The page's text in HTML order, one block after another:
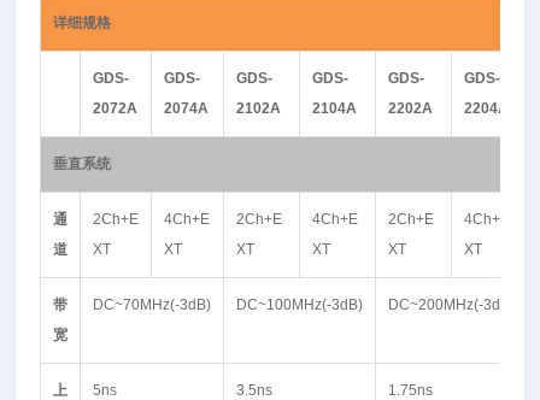
详细规格
GDS-
2072A
GDS-
2074A
GDS-
2102A
GDS-
2104A
GDS-
2202A
GDS-
2204A
垂直系统
通
道
2Ch+E
XT
4Ch+E
XT
2Ch+E
XT
4Ch+E
XT
2Ch+E
XT
4Ch+E
XT
带
宽
DC~70MHz(-3dB) DC~100MHz(-3dB) DC~200MHz(-3dB)
上
5ns 3.5ns 1.75ns